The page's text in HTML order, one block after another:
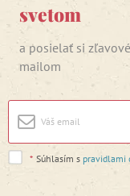
svetom
a posielať si
mailom
* Súhlasím s pravidlami